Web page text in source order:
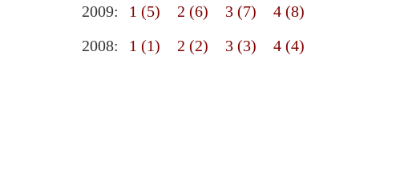
2009:
1 (5) 2 (6) 3 (7)
4 (8)
2008:
1 (1) 2 (2) 3 (3) 4 (4)